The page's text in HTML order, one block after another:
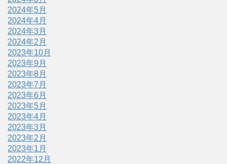
2024年5月
2024年4月
2024年3月
2024年2月
2023年10月
2023年9月
2023年8月
2023年7月
2023年6月
2023年5月
2023年4月
2023年3月
2023年2月
2023年1月
2022年12月